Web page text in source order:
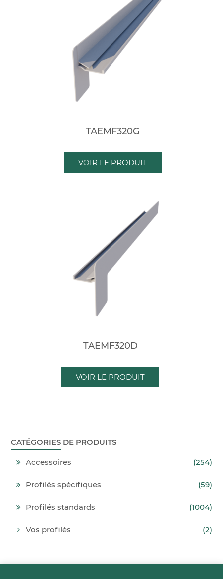
TAEMF320G
VOIR LE PRODUIT
TAEMF320D
VOIR LE PRODUIT
CATÉGORIES DE PRODUITS
Accessoires (254)
Profilés spécifiques (59)
Profilés standards (1004)
Vos profilés (2)